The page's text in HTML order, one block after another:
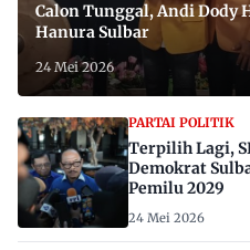
Calon Tunggal, Andi Dody
Hanura Sulbar
24 Mei 2026
PARTAI POLITIK
Terpilih Lagi,
Demokrat
Pemilu 2029
24 Mei 2026